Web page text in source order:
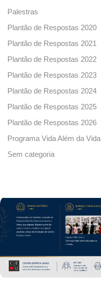
Palestras
Plantão de Respostas 2020
Plantão de Respostas 2021
Plantão de Respostas 2022
Plantão de Respostas 2023
Plantão de Respostas 2024
Plantão de Respostas 2025
Plantão de Respostas 2026
Programa Vida Além da Vida
Sem categoria